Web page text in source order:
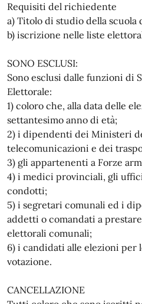
Requisiti del richiedente
a) Titolo di studio della scuola
b) iscrizione nelle liste
SONO ESCLUSI:
Sono esclusi dalle funzioni di
Elettorale:
1) coloro che, alla data delle
settantesimo anno di età;
2) i dipendenti dei Ministeri
telecomunicazioni e dei
3) gli appartenenti a Forze
4) i medici provinciali, gli
condotti;
5) i segretari comunali ed i
addetti o comandati a
elettorali comunali;
6) i candidati alle elezioni per
votazione.
CANCELLAZIONE